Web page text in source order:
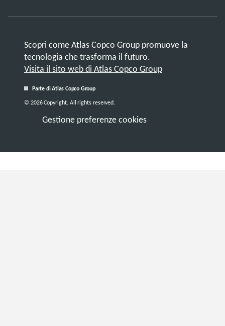
Scopri come Atlas Copco Group promuove la
tecnologia che trasforma il futuro.
Visita il sito web di Atlas Copco Group
Parte di Atlas Copco Group
Gestione preferenze cookies
© 2026 Copyright. All rights reserved.